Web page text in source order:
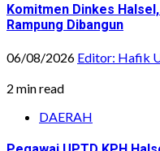
Komitmen Dinkes
Rampung Dibangun
06/08/2026 Editor: Hafik
2 min read
DAERAH